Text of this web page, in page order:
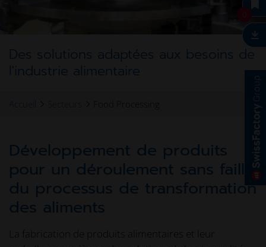
Des solutions adaptées aux besoins de
l'industrie alimentaire
Développement de produits
pour un déroulement sans faille
du processus de transformation
des aliments
La fabrication de produits alimentaires et leur